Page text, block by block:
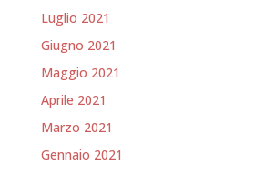
Luglio 2021
Giugno 2021
Maggio 2021
Aprile 2021
Marzo 2021
Gennaio 2021